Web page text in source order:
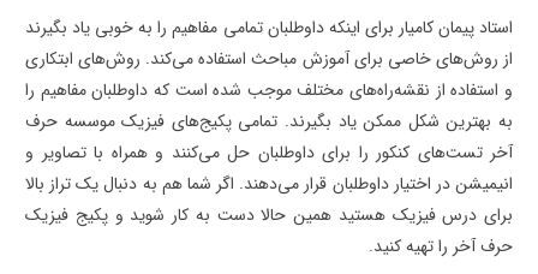
استاد پیمان کامیار برای اینکه داوطلبان تمامی مفاهیم را به خوبی یاد بگیرند
از روش‌های خاصی برای آموزش مباحث استفاده می‌کند. روش‌های ابتکاری
و استفاده از نقشه‌راه‌های مختلف موجب شده است که داوطلبان مفاهیم را
به بهترین شکل ممکن یاد بگیرند. تمامی پکیج‌های فیزیک موسسه حرف
آخر تست‌های کنکور را برای داوطلبان حل می‌کنند و همراه با تصاویر و
انیمیشن در اختیار داوطلبان قرار می‌دهند. اگر شما هم به دنبال یک تراز بالا
برای درس فیزیک هستید همین حالا دست به کار شوید و پکیج فیزیک
حرف آخر را تهیه کنید.